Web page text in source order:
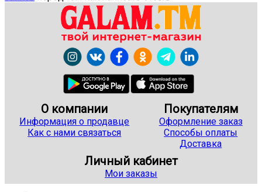
О компании
Информация о продавце
Как с нами связаться
Покупателям
Оформление заказ
Способы оплаты
Доставка
Личный кабинет
Мои заказы